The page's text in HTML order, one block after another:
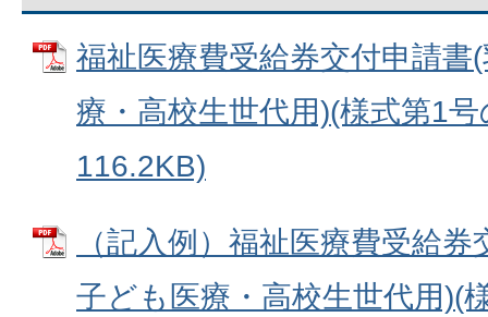
福祉医療費受給券交付申請書
療・高校生世代用)(様式第1
116.2KB)
（記入例）福祉医療費受給
子ども医療・高校生世代用)(